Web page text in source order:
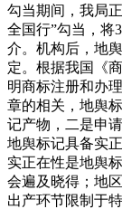
勾当期间，我局
全国行”勾当，将
介。机构后，地
定。根据我国《
明商标注册和办
章的相关，地舆
记产物，二是申
地舆标记具备实
实正在性是地舆
会遍及晓得；地
出产环节限制于